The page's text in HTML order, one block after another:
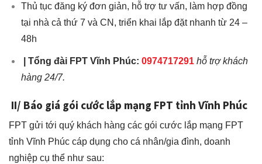
Thủ tục đăng ký đơn giản, hỗ trợ tư vấn, làm hợp đồng
tại nhà cả thứ 7 và CN, triển khai lắp đặt nhanh từ 24 –
48h
Tổng đài FPT Vĩnh Phúc: 0974717291 hỗ trợ khách
hàng 24/7.
II/ Báo giá gói cước lắp mạng FPT tỉnh Vĩnh Phúc
FPT gửi tới quý khách hàng các gói cước lắp mạng FPT
tỉnh Vĩnh Phúc cáp dụng cho cá nhân/gia đình, doanh
nghiệp cụ thể như sau: